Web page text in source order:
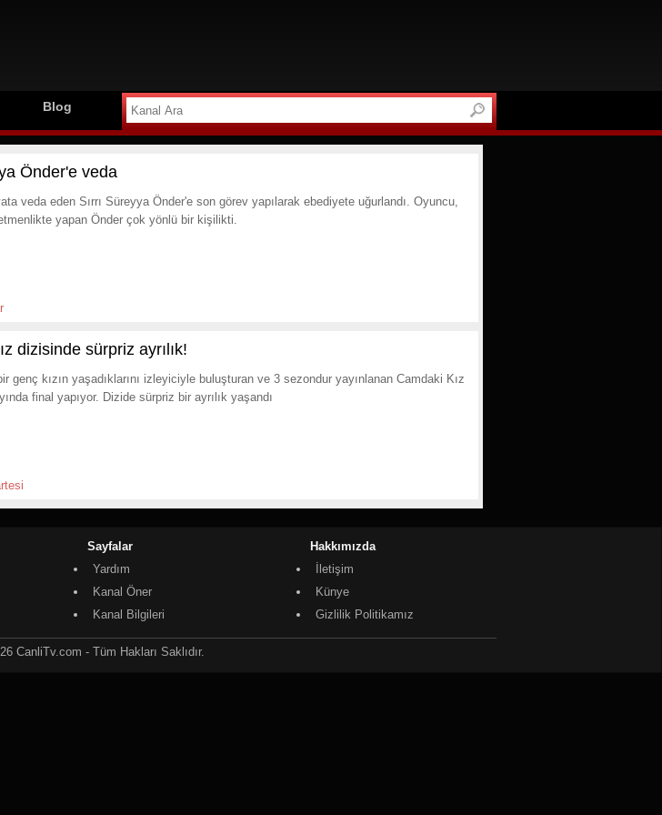
Blog
Önder'e veda
veda eden Sırrı Süreyya Önder'e son görev yapılarak ebediyete uğurlandı. Oyuncu,
yapan Önder çok yönlü bir kişilikti.
dizisinde sürpriz ayrılık!
genç kızın yaşadıklarını izleyiciyle buluşturan ve 3 sezondur yayınlanan Camdaki Kız
final yapıyor. Dizide sürpriz bir ayrılık yaşandı
Sayfalar
Yardım
Kanal Öner
Kanal Bilgileri
Hakkımızda
İletişim
Künye
Gizlilik Politikamız
CanliTv.com - Tüm Hakları Saklıdır.